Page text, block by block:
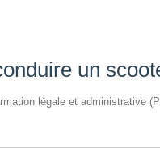
un
légale et administrative